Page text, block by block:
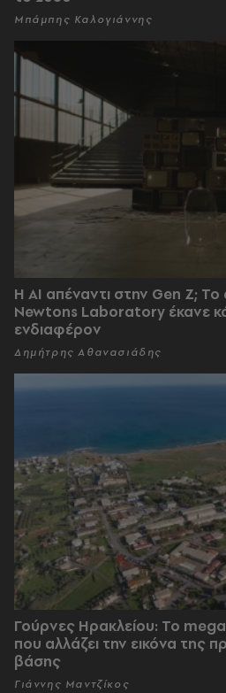
Μπάμπης Καλογιάννης
Η AI απέναντι στην Gen Z;
Newtons Laboratory έκανε
ενδιαφέρον
Δημήτρης Αθανασιάδης
Γούρνες Ηρακλείου: To
που αλλάζει την εικόνα της
βάσης
Γιάννης Μαντζίκος